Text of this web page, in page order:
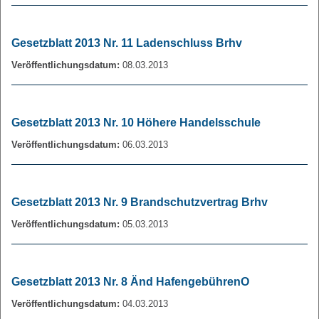
Gesetzblatt 2013 Nr. 11 Ladenschluss Brhv
Veröffentlichungsdatum: 08.03.2013
Gesetzblatt 2013 Nr. 10 Höhere Handelsschule
Veröffentlichungsdatum: 06.03.2013
Gesetzblatt 2013 Nr. 9 Brandschutzvertrag Brhv
Veröffentlichungsdatum: 05.03.2013
Gesetzblatt 2013 Nr. 8 Änd HafengebührenO
Veröffentlichungsdatum: 04.03.2013